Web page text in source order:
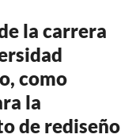
la carrera
como
la
de rediseño